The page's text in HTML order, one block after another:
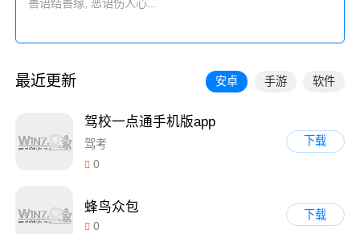
最近更新 安卓 手游 软件
驾校一点通手机版app
驾考
0
下载
蜂鸟众包
0
下载